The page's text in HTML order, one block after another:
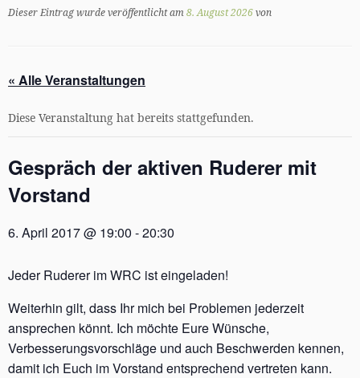
Dieser Eintrag wurde veröffentlicht am8. August 2026von
« Alle Veranstaltungen
Diese Veranstaltung hat bereits stattgefunden.
Gespräch der aktiven Ruderer mit
Vorstand
6. April 2017 @ 19:00 -20:30
Jeder Ruderer im WRC ist eingeladen!
Weiterhin gilt, dass Ihr mich bei Problemen jederzeit
ansprechen könnt. Ich möchte Eure Wünsche,
Verbesserungsvorschläge und auch Beschwerden kennen,
damit ich Euch im Vorstand entsprechend vertreten kann.